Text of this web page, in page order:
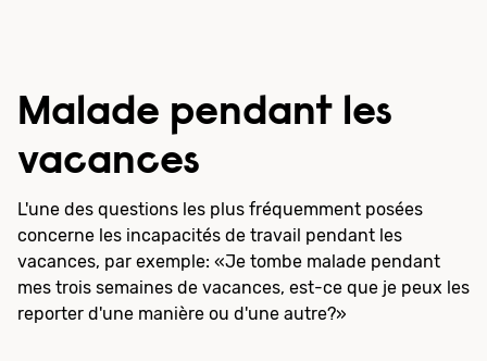
Malade pendant les
vacances
L'une des questions les plus fréquemment posées
concerne les incapacités de travail pendant les
vacances, par exemple: «Je tombe malade pendant
mes trois semaines de vacances, est-ce que je peux les
reporter d'une manière ou d'une autre?»